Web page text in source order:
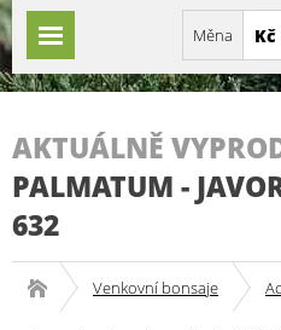
AKTUÁLNĚ
PALMATUM -
632
Venkovní bonsaje